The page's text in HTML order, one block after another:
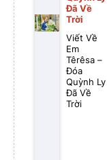
Đã Về
Trời
Viết Về
Em
Têrêsa –
Đóa
Quỳnh Ly
Đã Về
Trời